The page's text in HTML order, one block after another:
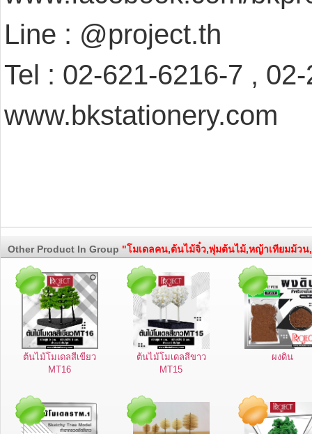
Line : @project.th
Tel : 02-621-6216-7 ,
www.bkstationery.com
Other Product In Group "โมเดลคน,ต้นไม้จิ๋ว,พุ่มต้นไม้,หญ้าเทียมม้วน
ต้นไม้โมเดลสีเขียว
MT16
ต้นไม้โมเดลสีขาว
MT15
ผงดิน